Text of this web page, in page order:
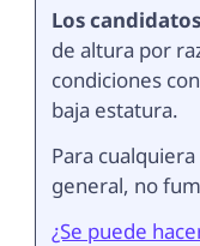
Los
de altura por
condiciones
baja estatura.
Para
general, no
¿Se puede